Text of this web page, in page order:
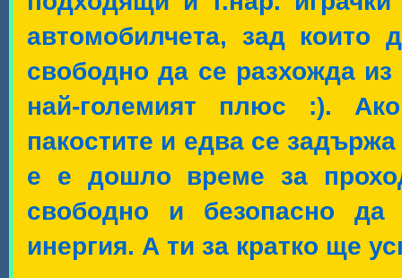
автомобилчета, зад
свободно да се разхожда из
най-големият плюс :).
пакостите и едва се
е е дошло време за
свободно и безопасно да
инергия. А ти за кратко ще